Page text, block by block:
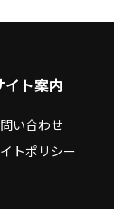
イト案内
い合わせ
トポリシー